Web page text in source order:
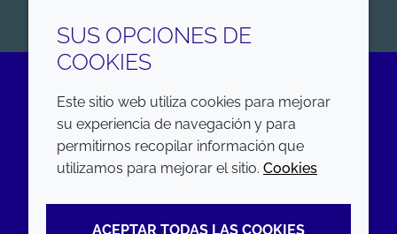
LinkedIn
EMPRESA
Annual Report
Terms and conditions
SUS OPCIONES DE
COOKIES
Este sitio web utiliza cookies para mejorar
su experiencia de navegación y para
permitirnos recopilar información que
utilizamos para mejorar el sitio. Cookies
ACEPTAR TODAS LAS COOKIES